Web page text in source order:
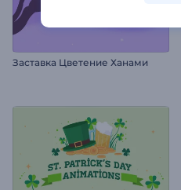
Заставка Цветение Ханами